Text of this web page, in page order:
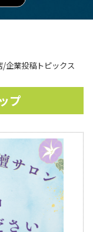
/企業投稿トピックス
プ